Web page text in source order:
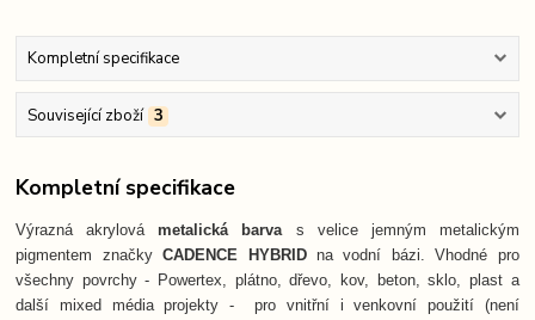
Kompletní specifikace
Související zboží 3
Kompletní specifikace
Výrazná akrylovámetalická barvas velice jemným metalickým
pigmentem značkyCADENCE HYBRIDna vodní bázi. Vhodné pro
všechny povrchy - Powertex, plátno, dřevo, kov, beton, sklo, plast a
další mixed média projekty - pro vnitřní i venkovní použití (není